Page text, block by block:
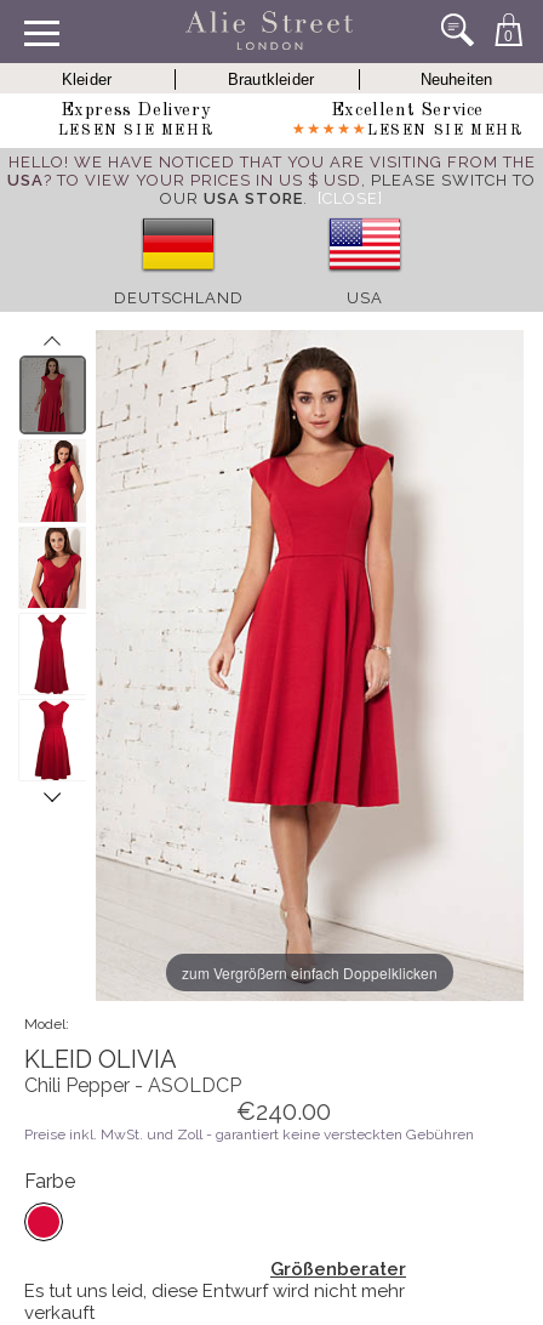
0
Kleider Brautkleider
Neuheiten
Express Delivery
LESEN SIE MEHR
Excellent Service
LESEN SIE MEHR
HELLO! WE HAVE NOTICED THAT YOU ARE VISITING FROM THE
USA? TO VIEW YOUR PRICES IN US $ USD, PLEASE SWITCH TO
OUR USA STORE. [CLOSE]
DEUTSCHLAND USA
zum Vergrößern einfach Doppelklicken
Model:
KLEID OLIVIA
Chili Pepper - ASOLDCP
€240.00
Preise inkl. MwSt. und Zoll - garantiert keine versteckten Gebühren
Farbe
Größenberater
Es tut uns leid, diese Entwurf wird nicht mehr
verkauft